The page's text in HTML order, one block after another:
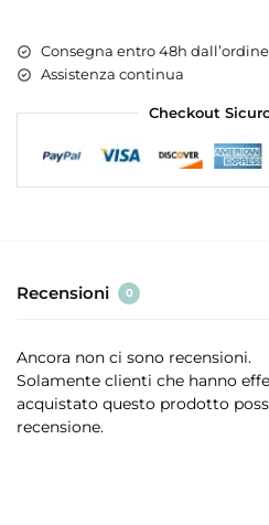
Consegna entro 48h dall’ordine
Assistenza continua
Checkout
Recensioni 0
Ancora non ci sono recensioni.
Solamente clienti che hanno
acquistato questo prodotto
recensione.